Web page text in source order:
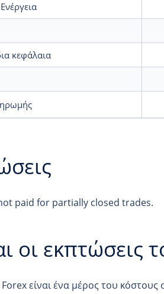
κεφάλαια
paid for partially closed trades.
οι εκπτώσεις
Forex είναι ένα μέρος του